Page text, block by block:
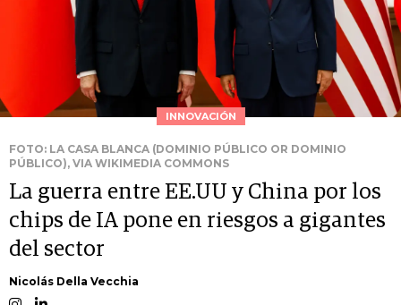
INNOVACIÓN
FOTO: LA CASA BLANCA (DOMINIO PÚBLICO OR DOMINIO
PÚBLICO), VIA WIKIMEDIA COMMONS
La guerra entre EE.UU y China por los
chips de IA pone en riesgos a gigantes
del sector
Nicolás Della Vecchia